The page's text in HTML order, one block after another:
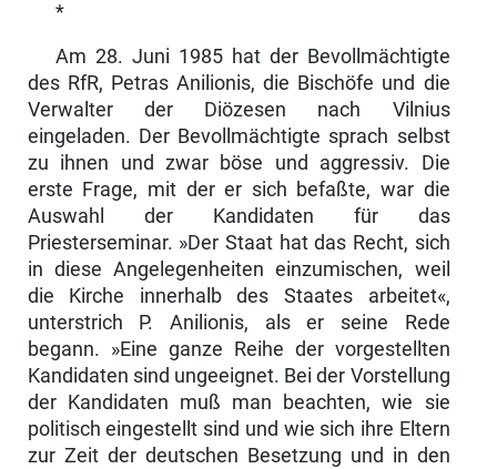
*
Am 28. Juni 1985 hat der Bevollmächtigte
des RfR, Petras Anilionis, die Bischöfe und die
Verwalter der Diözesen nach Vilnius
eingeladen. Der Be­vollmächtigte sprach selbst
zu ihnen und zwar böse und aggressiv. Die
erste Frage, mit der er sich befaßte, war die
Auswahl der Kandidaten für das
Priesterseminar. »Der Staat hat das Recht, sich
in diese Angelegenheiten einzumischen, weil
die Kirche innerhalb des Staates arbeitet«,
unterstrich P. Anilionis, als er seine Rede
begann. »Eine ganze Reihe der vorgestellten
Kandidaten sind ungeeignet. Bei der Vorstellung
der Kandidaten muß man beachten, wie sie
politisch eingestellt sind und wie sich ihre Eltern
zur Zeit der deutschen Besetzung und in den